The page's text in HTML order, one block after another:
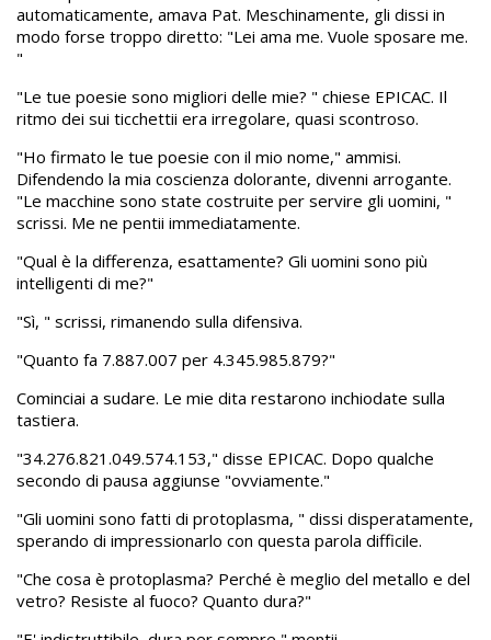
automaticamente, amava Pat. Meschinamente, gli dissi in
modo forse troppo diretto: "Lei ama me. Vuole sposare me.
"
"Le tue poesie sono migliori delle mie? " chiese EPICAC. Il
ritmo dei sui ticchettii era irregolare, quasi scontroso.
"Ho firmato le tue poesie con il mio nome," ammisi.
Difendendo la mia coscienza dolorante, divenni arrogante.
"Le macchine sono state costruite per servire gli uomini, "
scrissi. Me ne pentii immediatamente.
"Qual è la differenza, esattamente? Gli uomini sono più
intelligenti di me?"
"Sì, " scrissi, rimanendo sulla difensiva.
"Quanto fa 7.887.007 per 4.345.985.879?"
Cominciai a sudare. Le mie dita restarono inchiodate sulla
tastiera.
"34.276.821.049.574.153," disse EPICAC. Dopo qualche
secondo di pausa aggiunse "ovviamente."
"Gli uomini sono fatti di protoplasma, " dissi disperatamente,
sperando di impressionarlo con questa parola difficile.
"Che cosa è protoplasma? Perché è meglio del metallo e del
vetro? Resiste al fuoco? Quanto dura?"